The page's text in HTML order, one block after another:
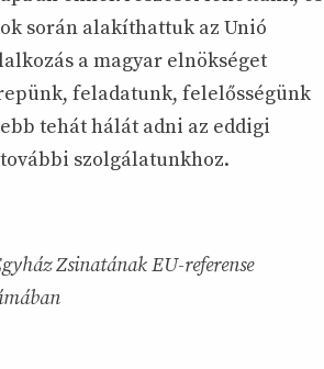
során alakíthattuk az Unió
a magyar elnökséget
feladatunk, felelősségünk
tehát hálát adni az eddigi
szolgálatunkhoz.
Zsinatának EU-referense